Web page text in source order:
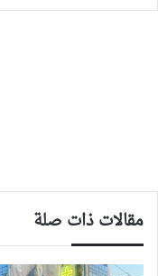
مقالات ذات صلة